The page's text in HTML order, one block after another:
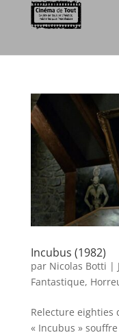
Incubus (1982)
par Nicolas Botti |
Fantastique,
Relecture eighties
« Incubus »